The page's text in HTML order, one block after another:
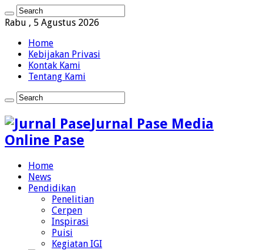
Rabu , 5 Agustus 2026
Home
Kebijakan Privasi
Kontak Kami
Tentang Kami
Jurnal Pase Media
Online Pase
Home
News
Pendidikan
Penelitian
Cerpen
Inspirasi
Puisi
Kegiatan IGI